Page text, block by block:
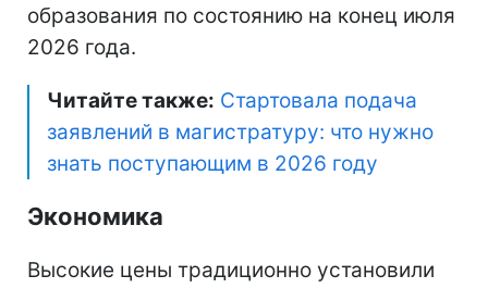
образования по состоянию на конец июля
2026 года.
Читайте также: Стартовала подача
заявлений в магистратуру: что нужно
знать поступающим в 2026 году
Экономика
Высокие цены традиционно установили